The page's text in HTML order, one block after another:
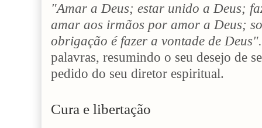
"Amar a Deus; estar unido a Deus;
amar aos irmãos por amor a Deus;
obrigação é fazer a vontade de Deus".
palavras, resumindo o seu desejo de
pedido do seu diretor espiritual.
Cura e libertação